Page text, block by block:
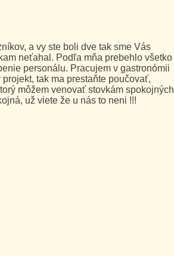
a vy ste boli dve tak sme Vás
neťahal. Podľa mňa prebehlo všetko
personálu. Pracujem v gastronómii
tak ma prestaňte poučovať,
môžem venovať stovkám spokojných
už viete že u nás to neni !!!